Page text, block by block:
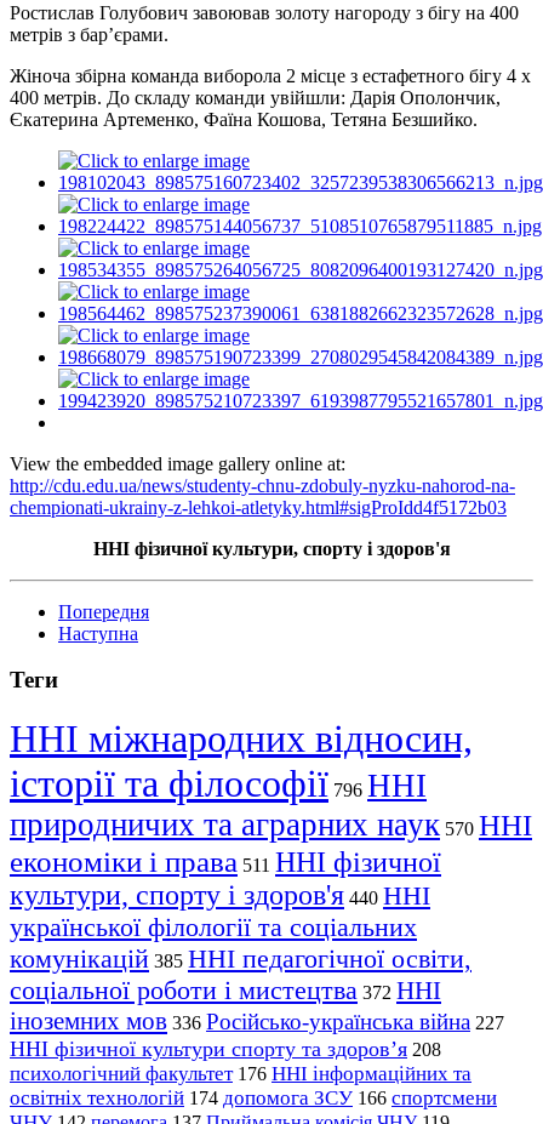
Ростислав Голубович завоював золоту нагороду з бігу на 400
метрів з бар’єрами.
Жіноча збірна команда виборола 2 місце з естафетного бігу 4 х
400 метрів. До складу команди увійшли: Дарія Ополончик,
Єкатерина Артеменко, Фаїна Кошова, Тетяна Безшийко.
View the embedded image gallery online at:
http://cdu.edu.ua/news/studenty-chnu-zdobuly-nyzku-nahorod-na-
chempionati-ukrainy-z-lehkoi-atletyky.html#sigProIdd4f5172b03
ННІ фізичної культури, спорту і здоров'я
Попередня
Наступна
Теги
ННІ міжнародних відносин,
історії та філософії 796 ННІ
природничих та аграрних наук 570 ННІ
економіки і права 511 ННІ фізичної
культури, спорту і здоров'я 440 ННІ
української філології та соціальних
комунікацій 385 ННІ педагогічної освіти,
соціальної роботи і мистецтва 372 ННІ
іноземних мов 336 Російсько-українська війна 227
ННІ фізичної культури спорту та здоров’я 208
психологічний факультет 176 ННІ інформаційних та
освітніх технологій 174 допомога ЗСУ 166 спортсмени